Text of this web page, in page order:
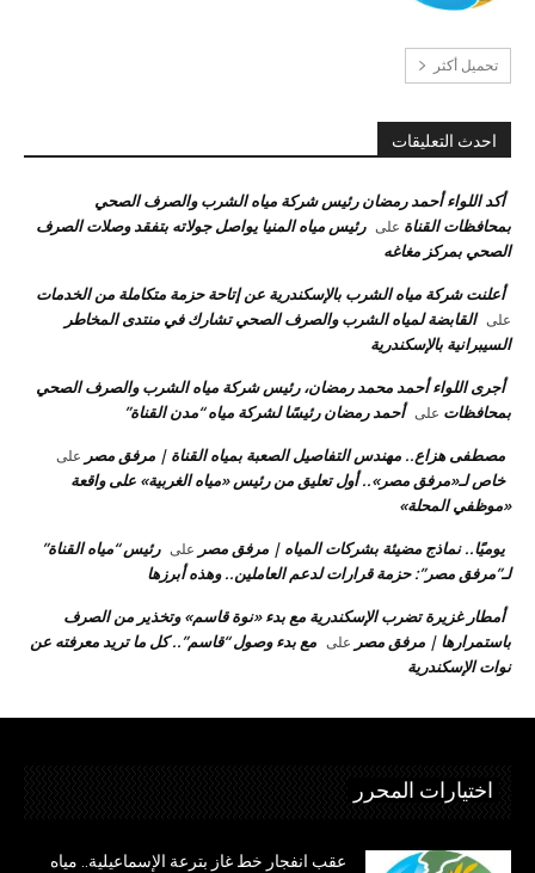
تحميل أكثر
احدث التعليقات
أكد اللواء أحمد رمضان رئيس شركة مياه الشرب والصرف الصحي
بمحافظات القناة على رئيس مياه المنيا يواصل جولاته بتفقد وصلات الصرف
الصحي بمركز مغاغه
أعلنت شركة مياه الشرب بالإسكندرية عن إتاحة حزمة متكاملة من الخدمات
على القابضة لمياه الشرب والصرف الصحي تشارك في منتدى المخاطر
السيبرانية بالإسكندرية
أجرى اللواء أحمد محمد رمضان، رئيس شركة مياه الشرب والصرف الصحي
بمحافظات على أحمد رمضان رئيسًا لشركة مياه “مدن القناة”
مصطفى هزاع.. مهندس التفاصيل الصعبة بمياه القناة | مرفق مصر على
خاص لـ«مرفق مصر».. أول تعليق من رئيس «مياه الغربية» على واقعة
«موظفي المحلة»
يوميًا.. نماذج مضيئة بشركات المياه | مرفق مصر على رئيس “مياه القناة”
لـ”مرفق مصر”: حزمة قرارات لدعم العاملين.. وهذه أبرزها
أمطار غزيرة تضرب الإسكندرية مع بدء «نوة قاسم» وتخذير من الصرف
باستمرارها | مرفق مصر على مع بدء وصول “قاسم”.. كل ما تريد معرفته عن
نوات الإسكندرية
اختيارات المحرر
عقب انفجار خط غاز بترعة الإسماعيلية.. مياه